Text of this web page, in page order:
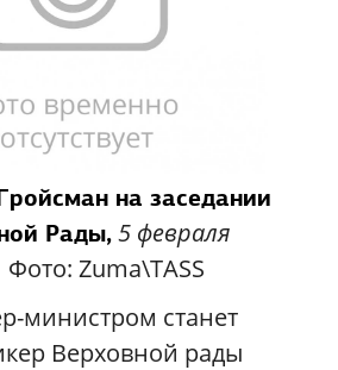
на заседании
Рады,5 февраля
Фото: Zuma\TASS
министром станет
Верховной рады